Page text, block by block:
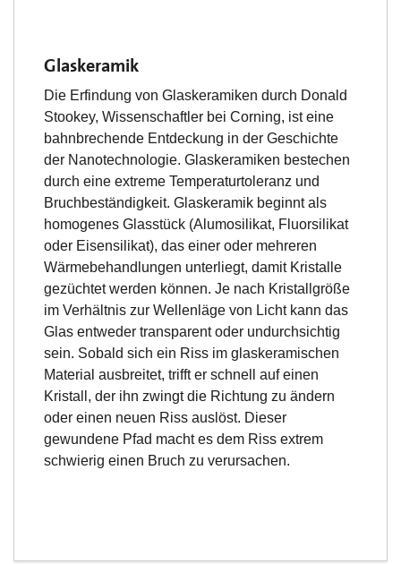
Glaskeramik
Die Erfindung von Glaskeramiken durch Donald
Stookey, Wissenschaftler bei Corning, ist eine
bahnbrechende Entdeckung in der Geschichte
der Nanotechnologie. Glaskeramiken bestechen
durch eine extreme Temperaturtoleranz und
Bruchbeständigkeit. Glaskeramik beginnt als
homogenes Glasstück (Alumosilikat, Fluorsilikat
oder Eisensilikat), das einer oder mehreren
Wärmebehandlungen unterliegt, damit Kristalle
gezüchtet werden können. Je nach Kristallgröße
im Verhältnis zur Wellenläge von Licht kann das
Glas entweder transparent oder undurchsichtig
sein. Sobald sich ein Riss im glaskeramischen
Material ausbreitet, trifft er schnell auf einen
Kristall, der ihn zwingt die Richtung zu ändern
oder einen neuen Riss auslöst. Dieser
gewundene Pfad macht es dem Riss extrem
schwierig einen Bruch zu verursachen.